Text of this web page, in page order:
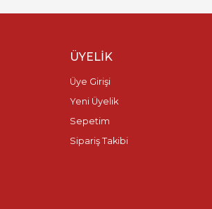
ÜYELIK
Üye Girişi
Yeni Üyelik
Sepetim
Sipariş Takibi